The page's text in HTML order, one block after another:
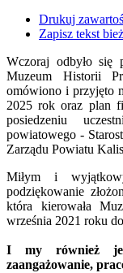
Drukuj
Zapisz tekst
Wczoraj odbyło się
Muzeum Historii
omówiono i przyjęto
2025 rok oraz plan
posiedzeniu
powiatowego -
Zarządu Powiatu
Miłym i
podziękowanie
która kierowała
września 2021 roku
I my również
zaangażowanie,